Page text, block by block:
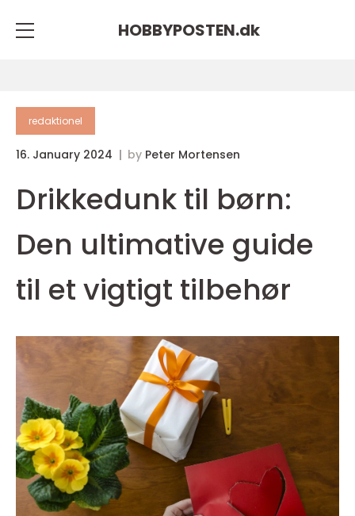
HOBBYPOSTEN.dk
redaktionel
16. January 2024 by Peter Mortensen
Drikkedunk til børn:
Den ultimative guide
til et vigtigt tilbehør